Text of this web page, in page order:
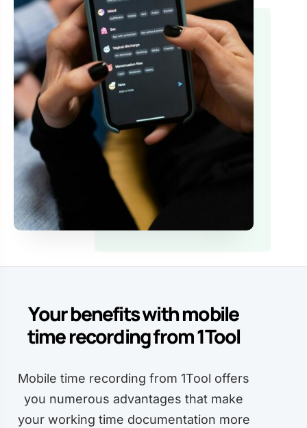
Your benefits with mobile
time recording from 1Tool
Mobile time recording from 1Tool offers
you numerous advantages that make
your working time documentation more